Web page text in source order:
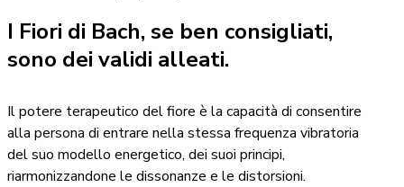
I Fiori di Bach, se ben consigliati,
sono dei validi alleati.
Il potere terapeutico del fiore è la capacità di consentire
alla persona di entrare nella stessa frequenza vibratoria
del suo modello energetico, dei suoi principi,
riarmonizzandone le dissonanze e le distorsioni.